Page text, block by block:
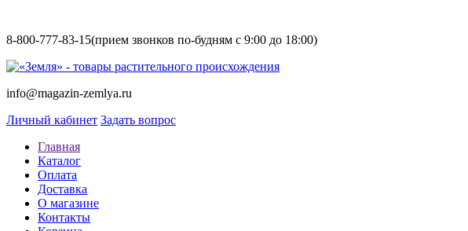
8-800-777-83-15(прием звонков по-будням с 9:00 до 18:00)
info@magazin-zemlya.ru
Личный кабинет Задать вопрос
Главная
Каталог
Оплата
Доставка
О магазине
Контакты